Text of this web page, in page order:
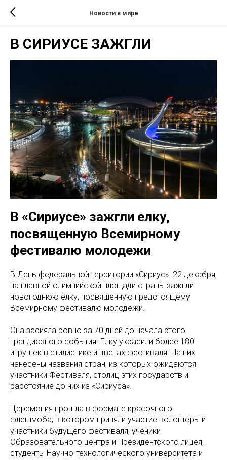
Новости в мире
В СИРИУСЕ ЗАЖГЛИ
В «Сириусе» зажгли елку,
посвященную Всемирному
фестивалю молодежи
В День федеральной территории «Сириус». 22 декабря,
на главной олимпийской площади страны зажгли
новогоднюю елку, посвященную предстоящему
Всемирному фестивалю молодежи.
Она засияла ровно за 70 дней до начала этого
грандиозного события. Елку украсили более 180
игрушек в стилистике и цветах фестиваля. На них
нанесены названия стран, из которых ожидаются
участники Фестиваля, столиц этих государств и
расстояние до них из «Сириуса».
Церемония прошла в формате красочного
флешмоба, в котором приняли участие волонтеры и
участники будущего фестиваля, ученики
Образовательного центра и Президентского лицея,
студенты Научно-технологического университета и